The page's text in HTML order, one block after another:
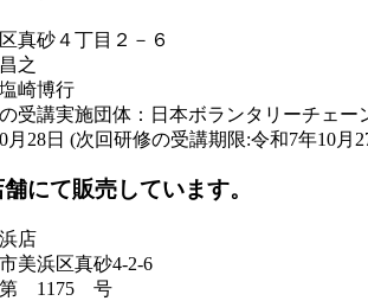
真砂４丁目２－６
之
崎博行
受講実施団体：日本ボランタリーチェー
月28日 (次回研修の受講期限:令和7年10月
にて販売しています。
店
美浜区真砂4-2-6
第 1175 号